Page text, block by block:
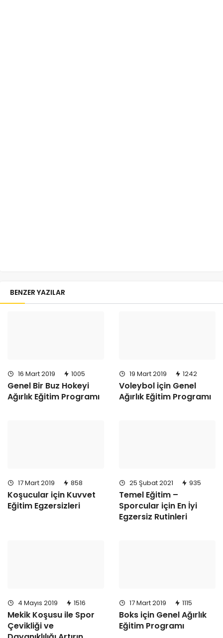
BENZER YAZILAR
16 Mart 2019 1005
Genel Bir Buz Hokeyi
Ağırlık Eğitim Programı
19 Mart 2019 1242
Voleybol için Genel
Ağırlık Eğitim Programı
17 Mart 2019 858
Koşucular için Kuvvet
Eğitim Egzersizleri
25 Şubat 2021 935
Temel Eğitim –
Sporcular için En İyi
Egzersiz Rutinleri
4 Mayıs 2019 1516
Mekik Koşusu ile Spor
Çevikliği ve
17 Mart 2019 1115
Boks için Genel Ağırlık
Eğitim Programı